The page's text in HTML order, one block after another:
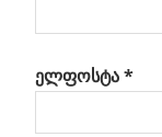
ელფოსტა*